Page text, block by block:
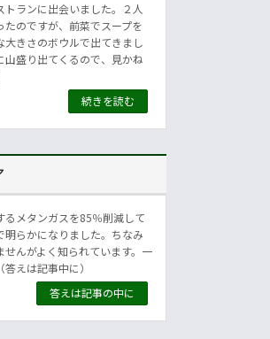
ランに出会いました。２人
のですが、前菜でスープを
大きさのボウルで出てきまし
山盛り出てくるので、見かね
続きを読む
るメタンガスを85％削減して
明らかになりました。ちなみ
んがよく知られています。一
えは記事中に）
答えは記事の中に